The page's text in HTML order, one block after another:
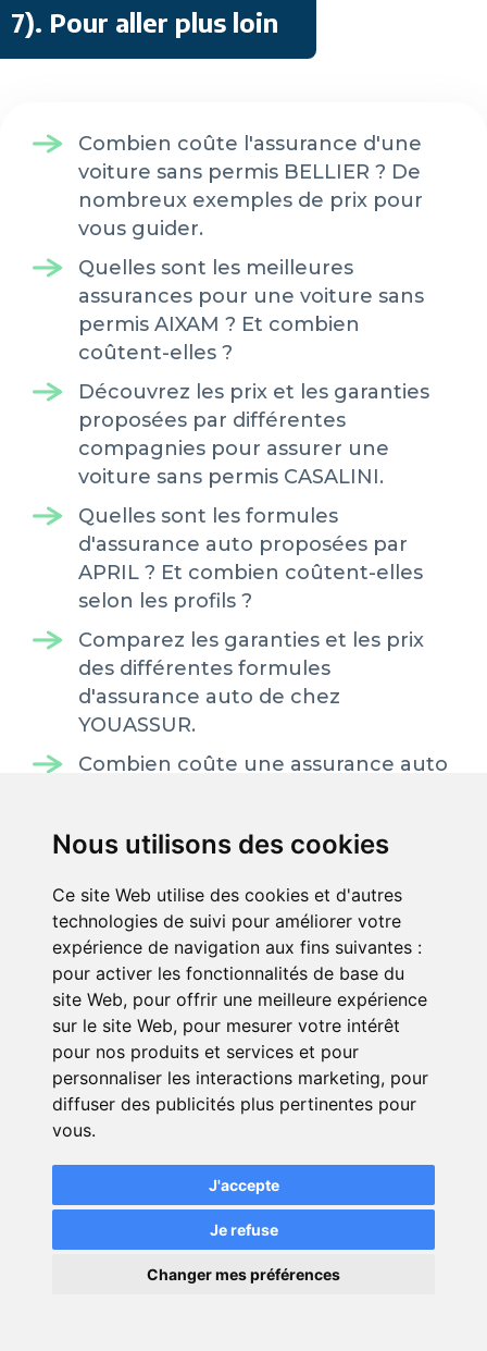
Nous utilisons des cookies
Ce site Web utilise des cookies et d'autres
technologies de suivi pour améliorer votre
expérience de navigation aux fins suivantes :
pour activer les fonctionnalités de base du
site Web, pour offrir une meilleure expérience
sur le site Web, pour mesurer votre intérêt
pour nos produits et services et pour
personnaliser les interactions marketing, pour
diffuser des publicités plus pertinentes pour
vous.
J'accepte
Je refuse
Changer mes préférences
7). Pour aller plus loin
Combien coûte l'assurance d'une
voiture sans permis BELLIER ? De
nombreux exemples de prix pour
vous guider.
Quelles sont les meilleures
assurances pour une voiture sans
permis AIXAM ? Et combien
coûtent-elles ?
Découvrez les prix et les garanties
proposées par différentes
compagnies pour assurer une
voiture sans permis CASALINI.
Quelles sont les formules
d'assurance auto proposées par
APRIL ? Et combien coûtent-elles
selon les profils ?
Comparez les garanties et les prix
des différentes formules
d'assurance auto de chez
YOUASSUR.
Combien coûte une assurance auto
couverture.
Comparez les assurances
gratuitement *